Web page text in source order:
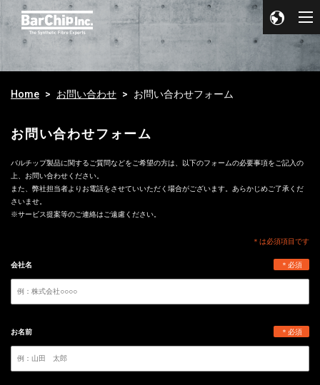
Home お問い合わせ お問い合わせフォーム
お問い合わせフォーム
バルチップ製品に関するご質問などをご希望の方は、以下のフォームの必要事項をご記入の
上、お問い合わせください。
また、弊社担当者よりお電話をさせていいただく場合がございます。あらかじめご了承くだ
さいませ。
※サービス提案等のご連絡はご遠慮ください。
＊は必須項目です
会社名 ＊必須
お名前 ＊必須